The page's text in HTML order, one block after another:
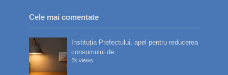
Cele mai comentate
Instituția Prefectului, apel pentru reducerea
consumului de...
2k views